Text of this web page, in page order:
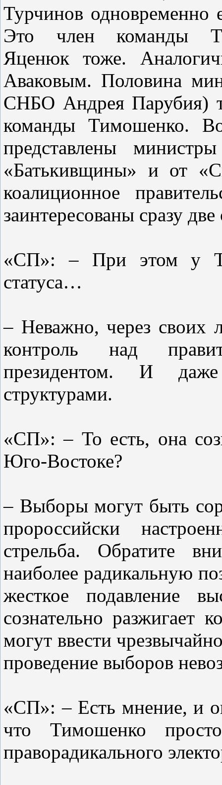
Турчинов
Это член команды
Яценюк тоже.
Аваковым. Половина
СНБО Андрея Парубия)
команды Тимошенко.
представлены
«Батькивщины» и от
коалиционное
заинтересованы сразу
«СП»: – При этом у
статуса…
– Неважно, через своих
контроль над
президентом. И
структурами.
«СП»: – То есть, она
Юго-Востоке?
– Выборы могут быть
пророссийски
стрельба. Обратите
наиболее радикальную
жесткое подавление
сознательно разжигает
могут ввести
проведение выборов
«СП»: – Есть мнение, и
что Тимошенко
праворадикального